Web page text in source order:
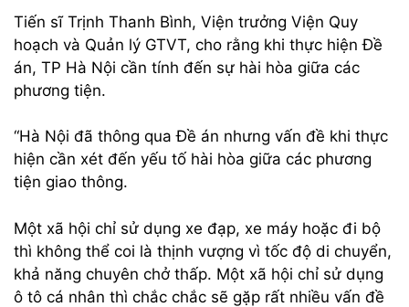
Tiến sĩ Trịnh Thanh Bình, Viện trưởng Viện Quy
hoạch và Quản lý GTVT, cho rằng khi thực hiện Đề
án, TP Hà Nội cần tính đến sự hài hòa giữa các
phương tiện.
“Hà Nội đã thông qua Đề án nhưng vấn đề khi thực
hiện cần xét đến yếu tố hài hòa giữa các phương
tiện giao thông.
Một xã hội chỉ sử dụng xe đạp, xe máy hoặc đi bộ
thì không thể coi là thịnh vượng vì tốc độ di chuyển,
khả năng chuyên chở thấp. Một xã hội chỉ sử dụng
ô tô cá nhân thì chắc chắc sẽ gặp rất nhiều vấn đề